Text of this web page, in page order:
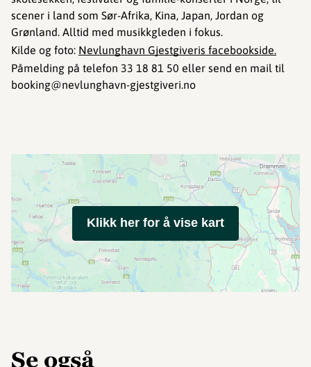
scener i land som Sør-Afrika, Kina, Japan, Jordan og
Grønland. Alltid med musikkgleden i fokus.
Kilde og foto: Nevlunghavn Gjestgiveris facebookside.
Påmelding på telefon 33 18 81 50 eller send en mail til
booking@nevlunghavn-gjestgiveri.no
Klikk her for å vise kart
Se også